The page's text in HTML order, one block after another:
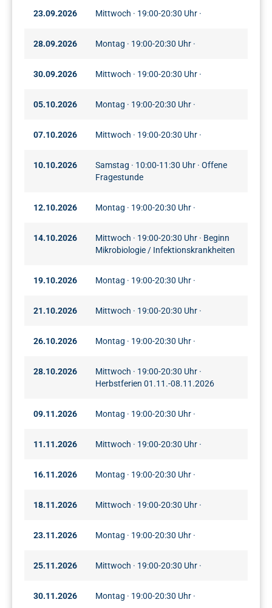
23.09.2026 Mittwoch · 19:00-20:30 Uhr ·
28.09.2026 Montag · 19:00-20:30 Uhr ·
30.09.2026 Mittwoch · 19:00-20:30 Uhr ·
05.10.2026 Montag · 19:00-20:30 Uhr ·
07.10.2026 Mittwoch · 19:00-20:30 Uhr ·
10.10.2026
Samstag · 10:00-11:30 Uhr · Offene
Fragestunde
12.10.2026 Montag · 19:00-20:30 Uhr ·
14.10.2026
Mittwoch · 19:00-20:30 Uhr · Beginn
Mikrobiologie / Infektionskrankheiten
19.10.2026 Montag · 19:00-20:30 Uhr ·
21.10.2026 Mittwoch · 19:00-20:30 Uhr ·
26.10.2026 Montag · 19:00-20:30 Uhr ·
28.10.2026
Mittwoch · 19:00-20:30 Uhr ·
Herbstferien 01.11.-08.11.2026
09.11.2026 Montag · 19:00-20:30 Uhr ·
11.11.2026 Mittwoch · 19:00-20:30 Uhr ·
16.11.2026 Montag · 19:00-20:30 Uhr ·
18.11.2026 Mittwoch · 19:00-20:30 Uhr ·
23.11.2026 Montag · 19:00-20:30 Uhr ·
25.11.2026 Mittwoch · 19:00-20:30 Uhr ·
30.11.2026 Montag · 19:00-20:30 Uhr ·